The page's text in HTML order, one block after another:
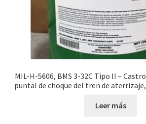
MIL-H-5606, BMS 3-32C Tipo II –
puntal de choque del tren de
Leer más